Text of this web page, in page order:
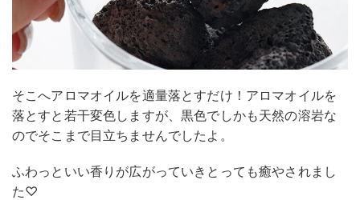
そこへアロマオイルを適量落とすだけ！アロマオイルを
落とすと若干変色しますが、黒色でしかも天然の溶岩な
のでそこまで目立ちませんでしたよ。
ふわっといい香りが広がっていきとっても癒やされまし
た♡